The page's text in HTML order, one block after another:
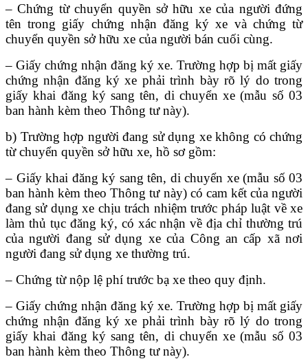
– Chứng từ chuyển quyền sở hữu xe của người đứng
tên trong giấy chứng nhận đăng ký xe và chứng từ
chuyển quyền sở hữu xe của người bán cuối cùng.
– Giấy chứng nhận đăng ký xe. Trường hợp bị mất giấy
chứng nhận đăng ký xe phải trình bày rõ lý do trong
giấy khai đăng ký sang tên, di chuyển xe (mẫu số 03
ban hành kèm theo Thông tư này).
b) Trường hợp người đang sử dụng xe không có chứng
từ chuyển quyền sở hữu xe, hồ sơ gồm:
– Giấy khai đăng ký sang tên, di chuyển xe (mẫu số 03
ban hành kèm theo Thông tư này) có cam kết của người
đang sử dụng xe chịu trách nhiệm trước pháp luật về xe
làm thủ tục đăng ký, có xác nhận về địa chỉ thường trú
của người đang sử dụng xe của Công an cấp xã nơi
người đang sử dụng xe thường trú.
– Chứng từ nộp lệ phí trước bạ xe theo quy định.
– Giấy chứng nhận đăng ký xe. Trường hợp bị mất giấy
chứng nhận đăng ký xe phải trình bày rõ lý do trong
giấy khai đăng ký sang tên, di chuyển xe (mẫu số 03
ban hành kèm theo Thông tư này).